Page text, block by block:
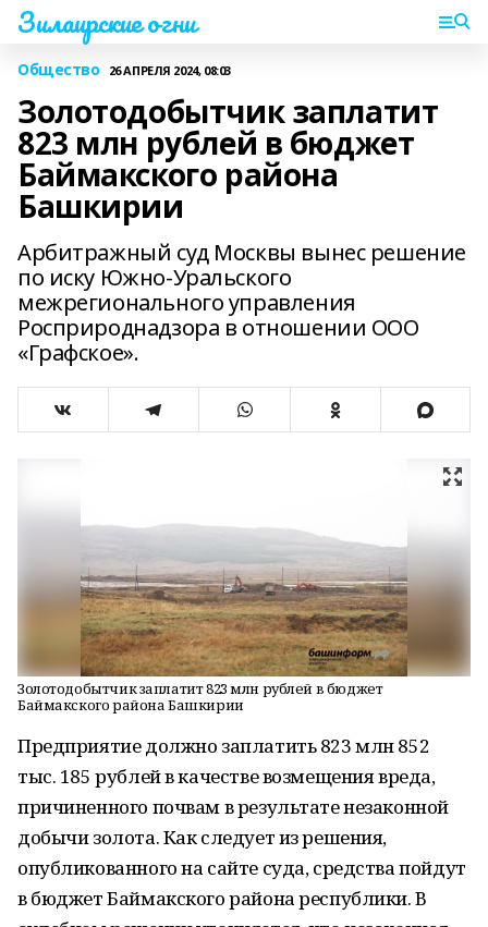
Зилаирские огни
Общество 26 АПРЕЛЯ 2024, 08:03
Золотодобытчик заплатит
823 млн рублей в бюджет
Баймакского района
Башкирии
Арбитражный суд Москвы вынес решение
по иску Южно-Уральского
межрегионального управления
Росприроднадзора в отношении ООО
«Графское».
Золотодобытчик заплатит 823 млн рублей в бюджет
Баймакского района Башкирии
Предприятие должно заплатить 823 млн 852
тыс. 185 рублей в качестве возмещения вреда,
причиненного почвам в результате незаконной
добычи золота. Как следует из решения,
опубликованного на сайте суда, средства пойдут
в бюджет Баймакского района республики. В